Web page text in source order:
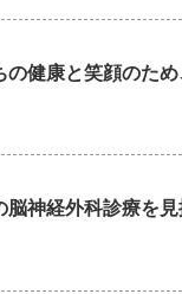
の健康と笑顔のた
脳神経外科診療を